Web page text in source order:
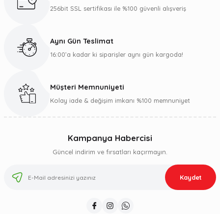
256bit SSL sertifikası ile %100 güvenli alışveriş
Aynı Gün Teslimat
16:00’a kadar ki siparişler aynı gün kargoda!
Müşteri Memnuniyeti
Kolay iade & değişim imkanı %100 memnuniyet
Kampanya Habercisi
Güncel indirim ve fırsatları kaçırmayın.
Kaydet